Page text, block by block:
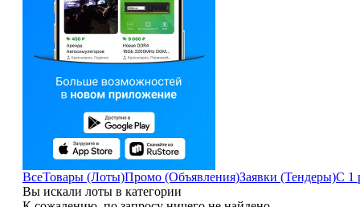
ВсеТовары (Лоты)Промо (Объявления)Заявки (Тендеры)С 1
Вы искали лоты в категории